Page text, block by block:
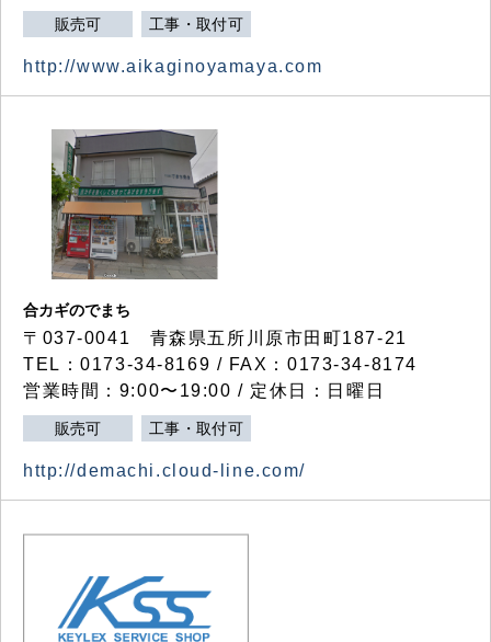
販売可 工事・取付可
http://www.aikaginoyamaya.com
合カギのでまち
〒037-0041 青森県五所川原市田町187-21
TEL：0173-34-8169 / FAX：0173-34-8174
営業時間：9:00〜19:00 / 定休日：日曜日
販売可 工事・取付可
http://demachi.cloud-line.com/